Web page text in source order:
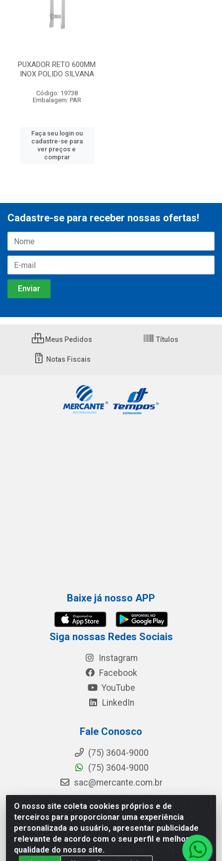
PUXADOR RETO 600MM
INOX POLIDO SILVANA
Código: 19738
Embalagem: PAR
Faça seu login ou
cadastre-se para
ver preços e
comprar
O nosso site coleta cookies próprios e de
terceiros para proporcionar uma experiência
personalizada ao usuário, apresentar publicidade
relevante de acordo com o seu perfil e melhorar a
qualidade do nosso site.
Cadastre-se para receber nossas ofertas!
Meus Pedidos Títulos
Notas Fiscais
Baixe já nosso APP
Siga nossas Redes Sociais
Instagram
Facebook
YouTube
LinkedIn
Fale Conosco
(75) 3604-9000
(75) 3604-9000
sac@mercante.com.br
Mercante Distribuidora - Rua Mercante, 699 - Aviário, Feira de
Santana/BA - CEP 44.096-218 - CNPJ 96.755.848/0001-08